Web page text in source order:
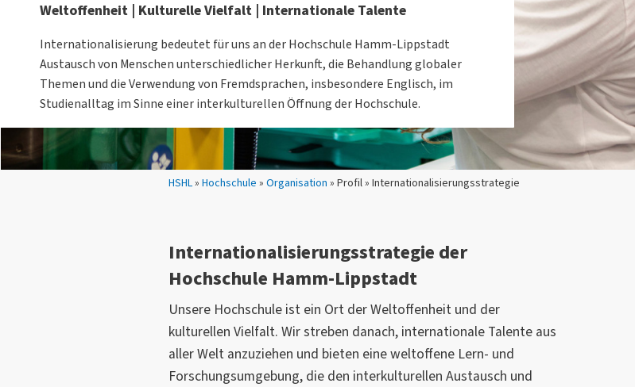
Sie sind hier:
HSHL» Hochschule » Organisation » Profil » Internationalisierungsstrategie
Weltoffenheit | Kulturelle Vielfalt | Internationale Talente
Internationalisierung bedeutet für uns an der Hochschule Hamm-Lippstadt
Austausch von Menschen unterschiedlicher Herkunft, die Behandlung globaler
Themen und die Verwendung von Fremdsprachen, insbesondere Englisch, im
Studienalltag im Sinne einer interkulturellen Öffnung der Hochschule.
Internationalisierungsstrategie der
Hochschule Hamm-Lippstadt
Unsere Hochschule ist ein Ort der Weltoffenheit und der
kulturellen Vielfalt. Wir streben danach, internationale Talente aus
aller Welt anzuziehen und bieten eine weltoffene Lern- und
Forschungsumgebung, die den interkulturellen Austausch und